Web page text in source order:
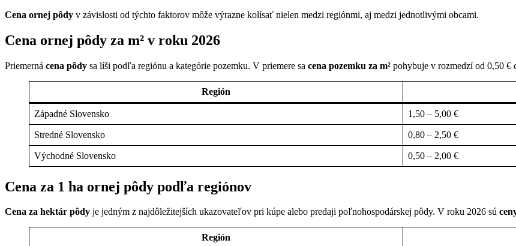
Cena ornej pôdy v závislosti od týchto faktorov môže výrazne kolísať nielen medzi regiónmi, aj medzi jednotlivými obcami.
Cena ornej pôdy za m² v roku 2026
Priemerná cena pôdy sa líši podľa regiónu a kategórie pozemku. V priemere sa cena pozemku za m² pohybuje v rozmedzí od 0,50
Región
Západné Slovensko 1,50 – 5,00 €
Stredné Slovensko 0,80 – 2,50 €
Východné Slovensko 0,50 – 2,00 €
Cena za 1 ha ornej pôdy podľa regiónov
Cena za hektár pôdy je jedným z najdôležitejších ukazovateľov pri kúpe alebo predaji poľnohospodárskej pôdy. V roku 2026 sú
Región